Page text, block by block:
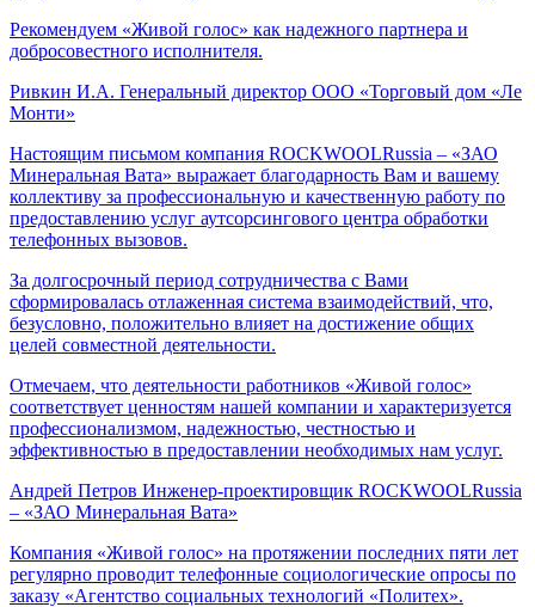
Рекомендуем «Живой голос» как надежного партнера и
добросовестного исполнителя.
Ривкин И.А. Генеральный директор ООО «Торговый дом «Ле
Монти»
Настоящим письмом компания ROCKWOOLRussia – «ЗАО
Минеральная Вата» выражает благодарность Вам и вашему
коллективу за профессиональную и качественную работу по
предоставлению услуг аутсорсингового центра обработки
телефонных вызовов.
За долгосрочный период сотрудничества с Вами
сформировалась отлаженная система взаимодействий, что,
безусловно, положительно влияет на достижение общих
целей совместной деятельности.
Отмечаем, что деятельности работников «Живой голос»
соответствует ценностям нашей компании и характеризуется
профессионализмом, надежностью, честностью и
эффективностью в предоставлении необходимых нам услуг.
Андрей Петров Инженер-проектировщик ROCKWOOLRussia
– «ЗАО Минеральная Вата»
Компания «Живой голос» на протяжении последних пяти лет
регулярно проводит телефонные социологические опросы по
заказу «Агентство социальных технологий «Политех».